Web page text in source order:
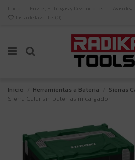
Inicio Envíos, Entregas y Devoluciones
Aviso legal
Lista de favoritos ( 0)
Inicio Herramientas a Bateria Sierras
Sierra Calar sin baterias ni cargador